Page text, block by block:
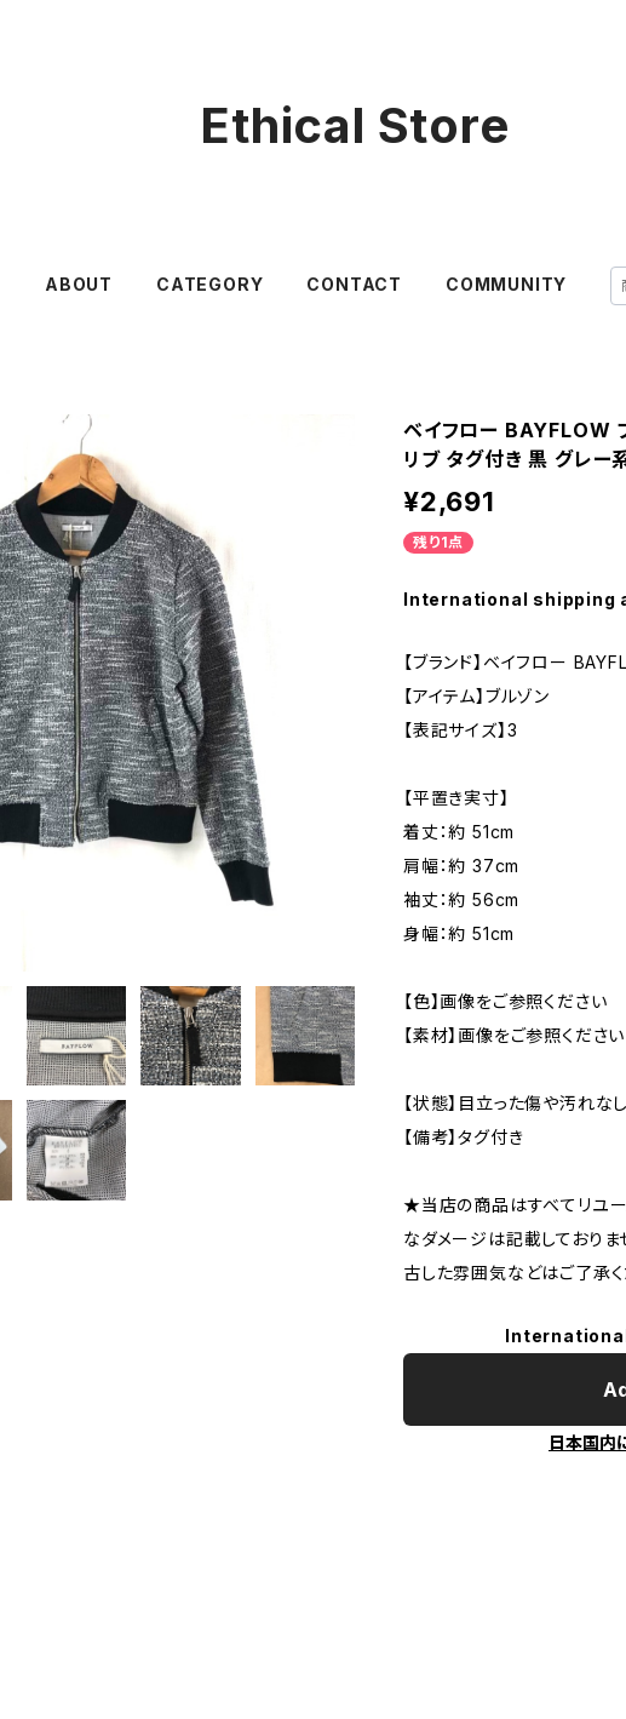
Ethical Store
ABOUT CATEGORY CONTACT COMMUNITY
ベイフロー BAYFLOW
リブ タグ付き 黒 グレ
¥2,691
残り1点
International shipping
【ブランド】ベイフロー
【アイテム】ブルゾン
【表記サイズ】3
【平置き実寸】
着丈：約 51cm
肩幅：約 37cm
袖丈：約 56cm
身幅：約 51cm
【色】画像をご参照ください
【素材】画像をご参照ください
【状態】目立った傷や汚れなし
【備考】タグ付き
★当店の商品はすべてリユー
なダメージは記載しており
古した雰囲気などはご了承く
日本国内